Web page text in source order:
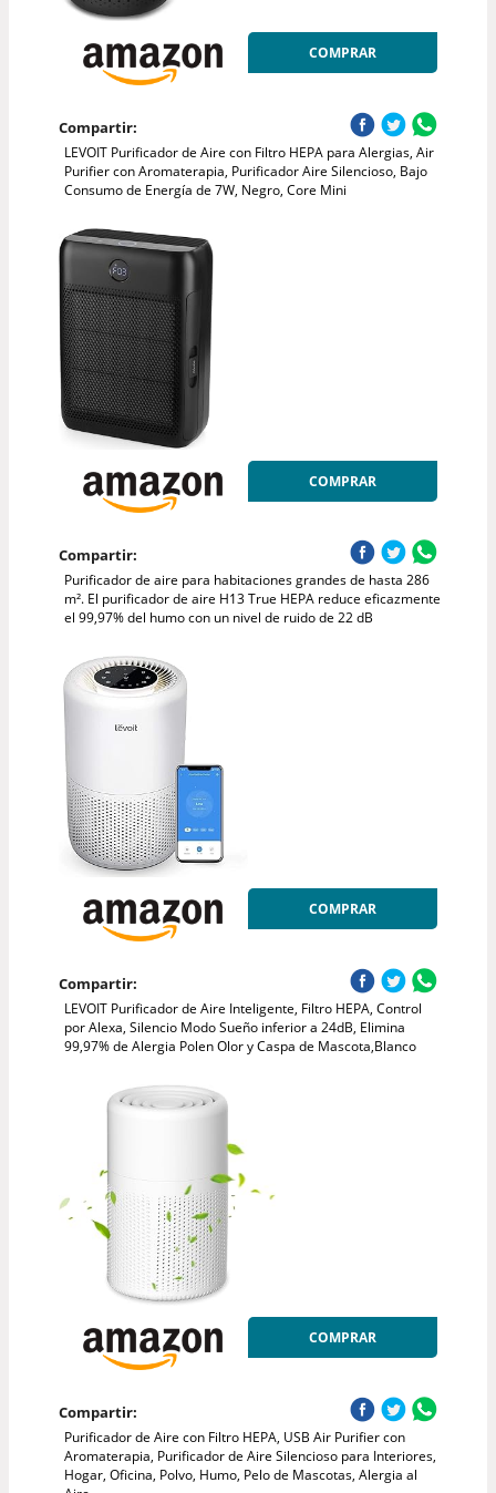
COMPRAR
Compartir:
LEVOIT Purificador de Aire con Filtro HEPA para Alergias, Air
Purifier con Aromaterapia, Purificador Aire Silencioso, Bajo
Consumo de Energía de 7W, Negro, Core Mini
COMPRAR
Compartir:
Purificador de aire para habitaciones grandes de hasta 286
m². El purificador de aire H13 True HEPA reduce eficazmente
el 99,97% del humo con un nivel de ruido de 22 dB
COMPRAR
Compartir:
LEVOIT Purificador de Aire Inteligente, Filtro HEPA, Control
por Alexa, Silencio Modo Sueño inferior a 24dB, Elimina
99,97% de Alergia Polen Olor y Caspa de Mascota,Blanco
COMPRAR
Compartir:
Purificador de Aire con Filtro HEPA, USB Air Purifier con
Aromaterapia, Purificador de Aire Silencioso para Interiores,
Hogar, Oficina, Polvo, Humo, Pelo de Mascotas, Alergia al